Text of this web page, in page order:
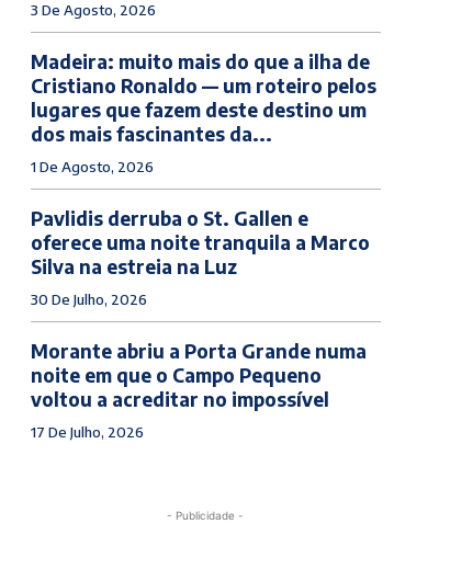
3 De Agosto, 2026
Madeira: muito mais do que a ilha de
Cristiano Ronaldo — um roteiro pelos
lugares que fazem deste destino um
dos mais fascinantes da...
1 De Agosto, 2026
Pavlidis derruba o St. Gallen e
oferece uma noite tranquila a Marco
Silva na estreia na Luz
30 De Julho, 2026
Morante abriu a Porta Grande numa
noite em que o Campo Pequeno
voltou a acreditar no impossível
17 De Julho, 2026
- Publicidade -